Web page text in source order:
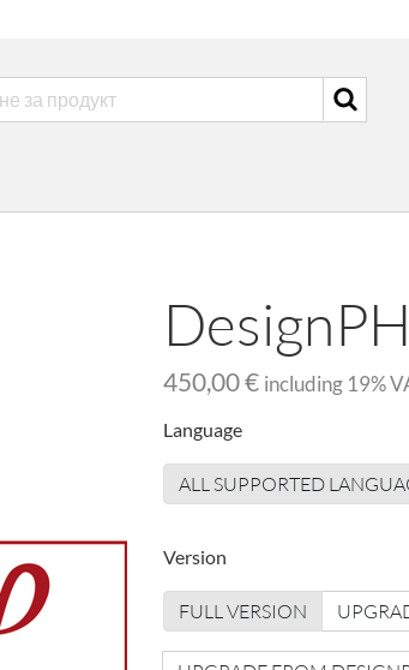
450,00 € including 19%
Language
ALL SUPPORTED
Version
FULL VERSION